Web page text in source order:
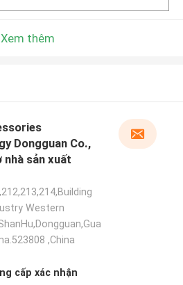
Xem thêm
Dongguan Co.,
nhà sản xuất
Western
,China
cấp xác nhận